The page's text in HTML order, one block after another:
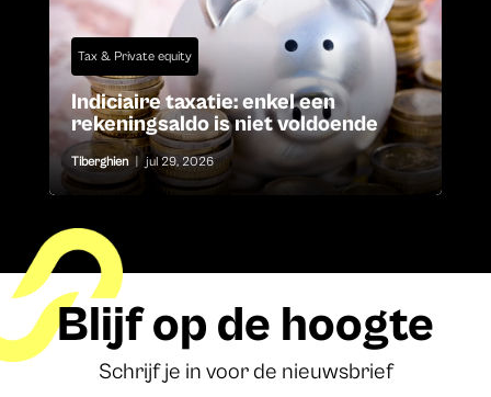
Tax & Private equity
Indiciaire taxatie: enkel een
rekeningsaldo is niet voldoende
Tiberghien jul 29, 2026
Blijf op de hoogte
Schrijf je in voor de nieuwsbrief